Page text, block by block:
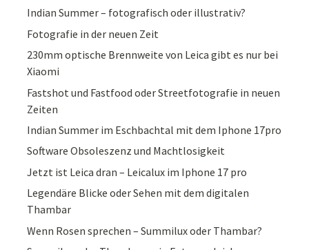
Indian Summer – fotografisch oder illustrativ?
Fotografie in der neuen Zeit
230mm optische Brennweite von Leica gibt es nur bei
Xiaomi
Fastshot und Fastfood oder Streetfotografie in neuen
Zeiten
Indian Summer im Eschbachtal mit dem Iphone 17pro
Software Obsoleszenz und Machtlosigkeit
Jetzt ist Leica dran – Leicalux im Iphone 17 pro
Legendäre Blicke oder Sehen mit dem digitalen
Thambar
Wenn Rosen sprechen – Summilux oder Thambar?